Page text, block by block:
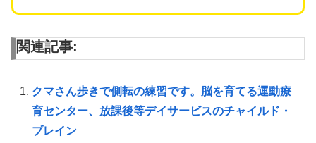
関連記事:
クマさん歩きで側転の練習です。脳を育てる運動療
育センター、放課後等デイサービスのチャイルド・
ブレイン